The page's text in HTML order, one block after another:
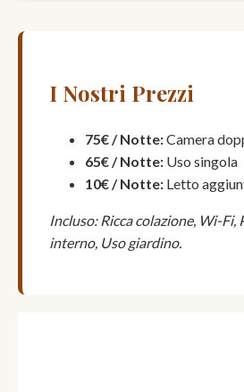
I Nostri Prezzi
75€ / Notte:Camera
65€ / Notte: Uso singola
10€ / Notte: Letto
Incluso: Ricca colazione, Wi-Fi,
interno, Uso giardino.